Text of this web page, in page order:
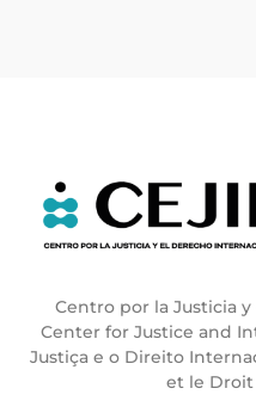
Centro por la Justicia
Center for Justice and
Justiça e o Direito
et le